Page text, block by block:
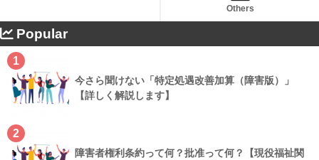
Others
Popular
1
今さら聞けない「特定処遇改善加算（障害版）」
【詳しく解説します】
2
障害者権利条約って何？批准って何？【現役福祉関